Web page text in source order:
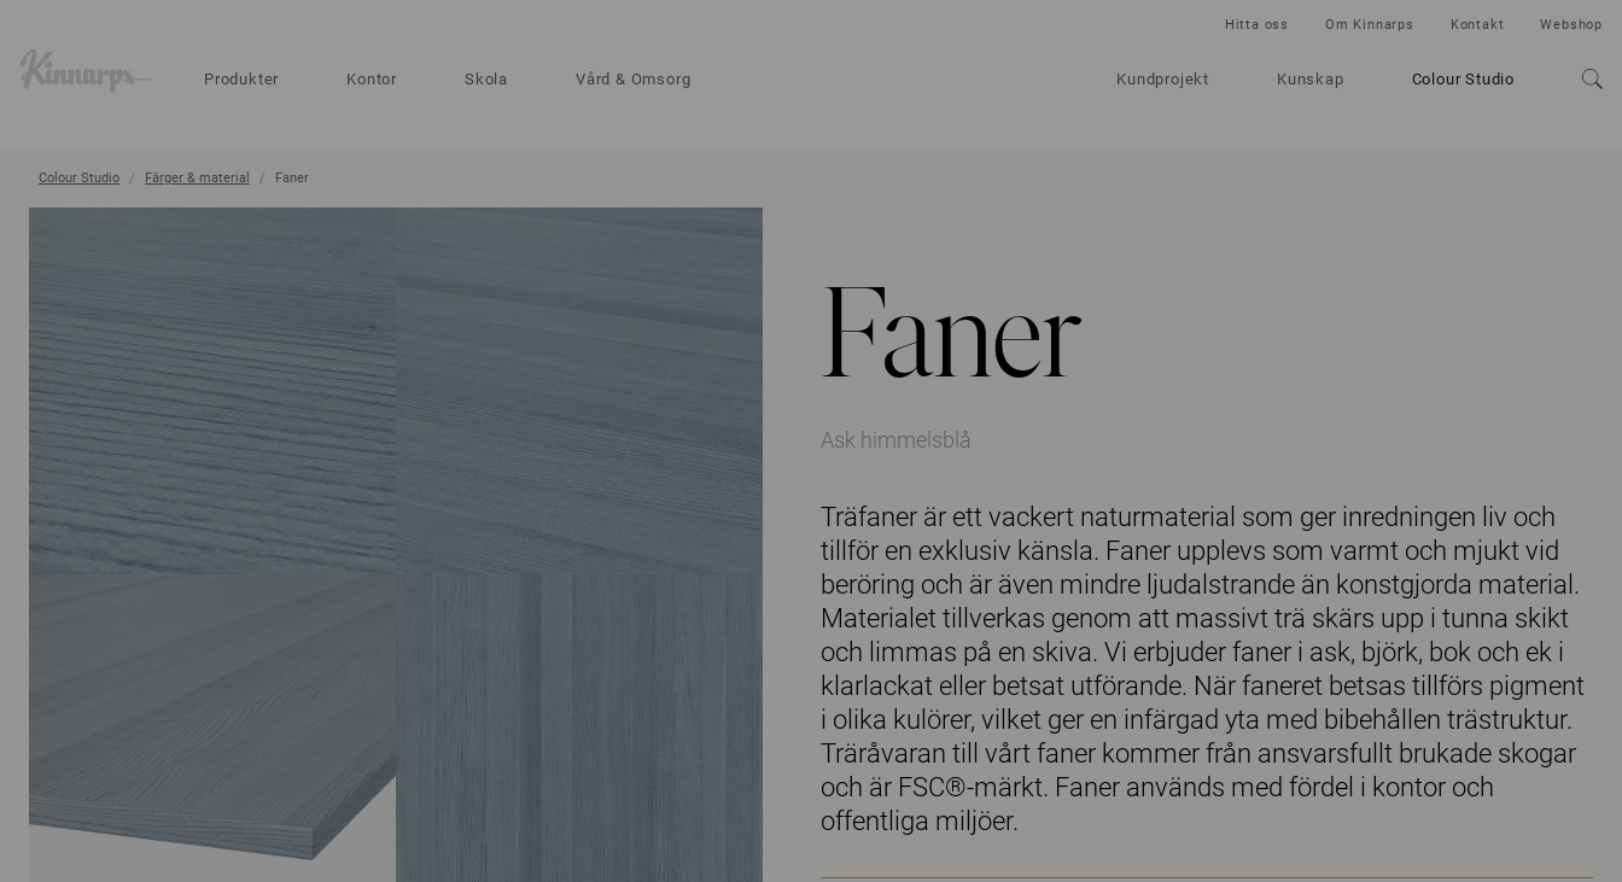
Produkter Kontor Skola Vård & Omsorg Kundprojekt Kunskap Colour Studio
Hitta oss Om Kinnarps Kontakt Webshop
Colour Studio Färger & material Faner
Faner
Ask himmelsblå
Träfaner är ett vackert naturmaterial som ger inredningen liv och
tillför en exklusiv känsla. Faner upplevs som varmt och mjukt vid
beröring och är även mindre ljudalstrande än konstgjorda material.
Materialet tillverkas genom att massivt trä skärs upp i tunna skikt
och limmas på en skiva. Vi erbjuder faner i ask, björk, bok och ek i
klarlackat eller betsat utförande. När faneret betsas tillförs pigment
i olika kulörer, vilket ger en infärgad yta med bibehållen trästruktur.
Träråvaran till vårt faner kommer från ansvarsfullt brukade skogar
och är FSC®-märkt. Faner används med fördel i kontor och
offentliga miljöer.